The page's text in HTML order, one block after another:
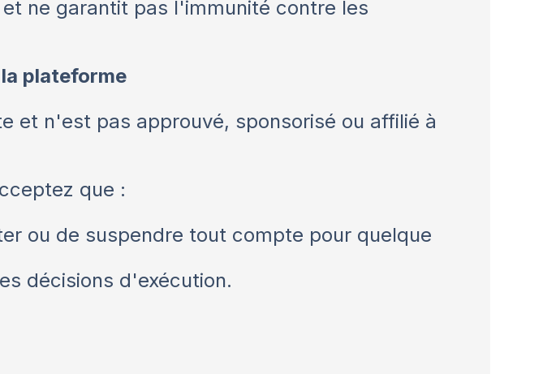
ne garantit pas l'immunité contre les
plateforme
et n'est pas approuvé, sponsorisé ou affilié à
que :
ou de suspendre tout compte pour quelque
décisions d'exécution.